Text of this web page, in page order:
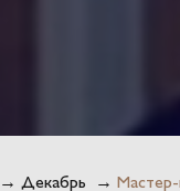
Декабрь →